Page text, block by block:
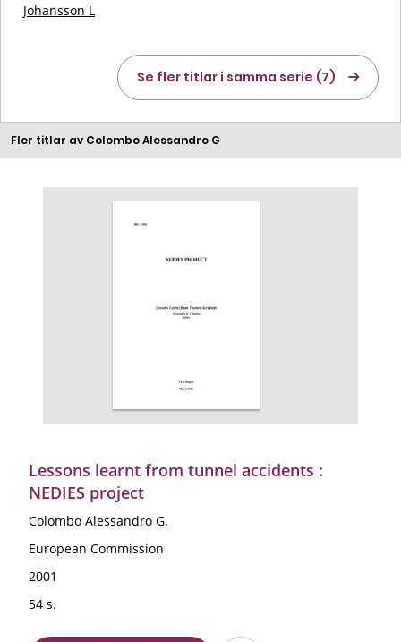
Johansson L
Se fler titlar i samma serie (7)
Fler titlar av Colombo Alessandro G
Lessons learnt from tunnel accidents :
NEDIES project
Colombo Alessandro G.
European Commission
2001
54 s.